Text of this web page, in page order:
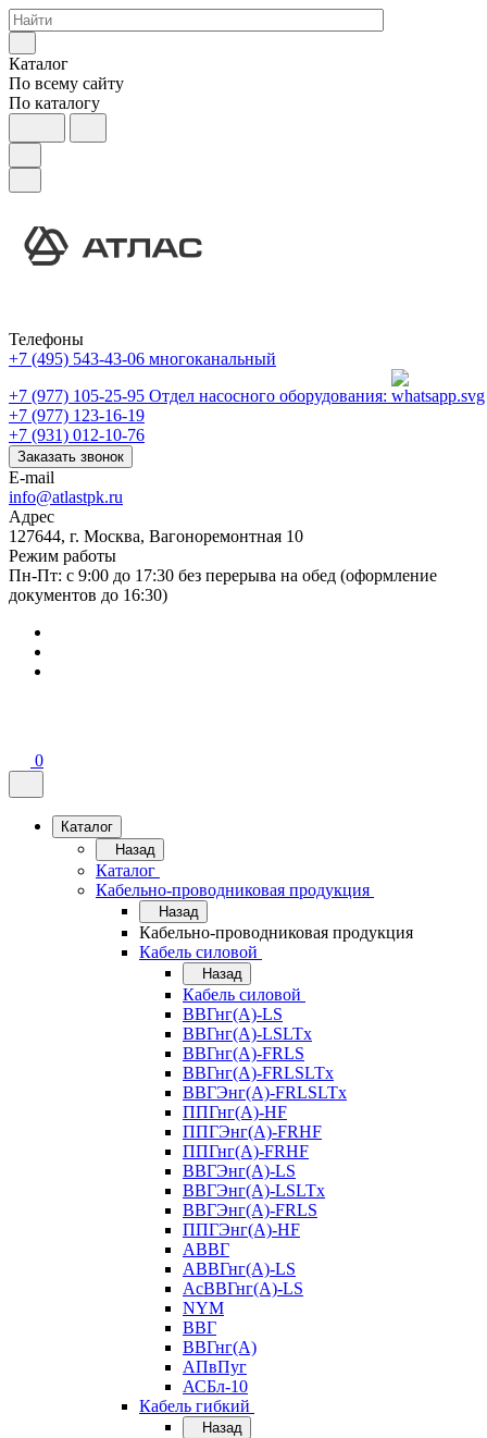
Каталог
По всему сайту
По каталогу
Телефоны
+7 (495) 543-43-06 многоканальный
+7 (977) 105-25-95 Отдел насосного оборудования:
+7 (977) 123-16-19
+7 (931) 012-10-76
Заказать звонок
E-mail
info@atlastpk.ru
Адрес
127644, г. Москва, Вагоноремонтная 10
Режим работы
Пн-Пт: с 9:00 до 17:30 без перерыва на обед (оформление
документов до 16:30)
0
Каталог
Назад
Каталог
Кабельно-проводниковая продукция
Назад
Кабельно-проводниковая продукция
Кабель силовой
Назад
Кабель силовой
ВВГнг(А)-LS
ВВГнг(А)-LSLTx
ВВГнг(А)-FRLS
ВВГнг(А)-FRLSLTx
ВВГЭнг(А)-FRLSLTx
ППГнг(А)-HF
ППГЭнг(А)-FRHF
ППГнг(А)-FRHF
ВВГЭнг(А)-LS
ВВГЭнг(А)-LSLTx
ВВГЭнг(А)-FRLS
ППГЭнг(А)-HF
АВВГ
АВВГнг(А)-LS
АсВВГнг(А)-LS
NYM
ВВГ
ВВГнг(А)
АПвПуг
АСБл-10
Кабель гибкий
Назад